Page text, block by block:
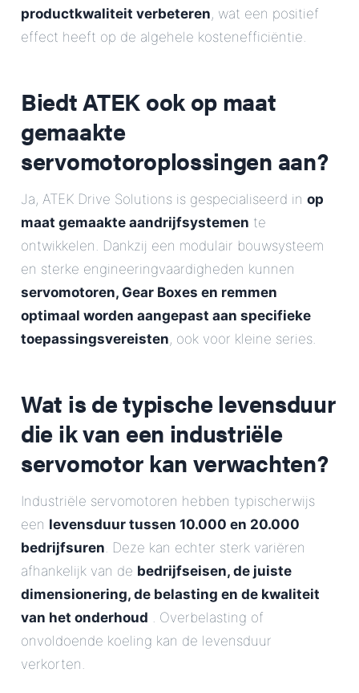
productkwaliteit verbeteren, wat een positief
effect heeft op de algehele kostenefficiëntie.
Biedt ATEK ook op maat
gemaakte
servomotoroplossingen aan?
Ja, ATEK Drive Solutions is gespecialiseerd in op
maat gemaakte aandrijfsystemen te
ontwikkelen. Dankzij een modulair bouwsysteem
en sterke engineeringvaardigheden kunnen
servomotoren, Gear Boxes en remmen
optimaal worden aangepast aan specifieke
toepassingsvereisten, ook voor kleine series.
Wat is de typische levensduur
die ik van een industriële
servomotor kan verwachten?
Industriële servomotoren hebben typischerwijs
een levensduur tussen 10.000 en 20.000
bedrijfsuren. Deze kan echter sterk variëren
afhankelijk van de bedrijfseisen, de juiste
dimensionering, de belasting en de kwaliteit
van het onderhoud . Overbelasting of
onvoldoende koeling kan de levensduur
verkorten.